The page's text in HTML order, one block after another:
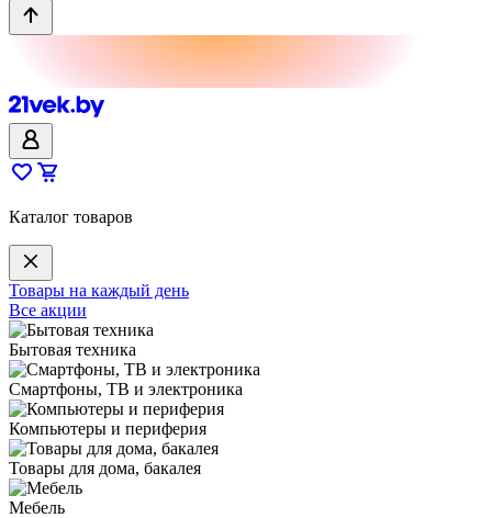
Каталог товаров
Товары на каждый день
Все акции
Бытовая техника
Смартфоны, ТВ и электроника
Компьютеры и периферия
Товары для дома, бакалея
Мебель